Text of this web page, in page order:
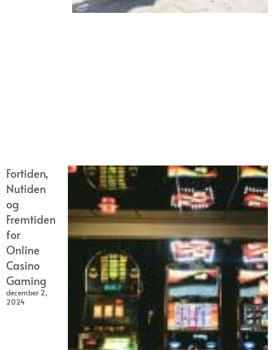
Fortiden,
Nutiden
og
Fremtiden
for
Online
Casino
Gaming
december 2,
2024